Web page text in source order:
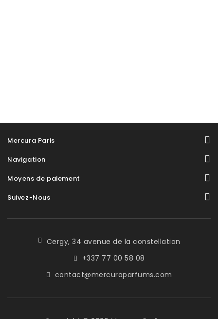
Mercura Paris
Navigation
Moyens de paiement
Suivez-Nous
Cergy, 34 avenue de la constellation
+337 77 00 58 08
contact@mercuraparfums.com